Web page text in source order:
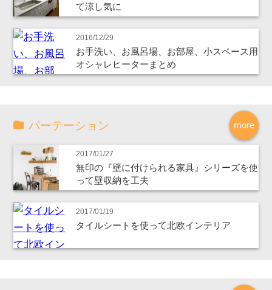
て涼し気に
2016/12/29
お手洗い、お風呂場、お部屋、小スペース用
オシャレヒーターまとめ
more
パーテーション
2017/01/27
無印の『壁に付けられる家具』シリーズを使
って壁収納を工夫
2017/01/19
タイルシートを使って北欧インテリア